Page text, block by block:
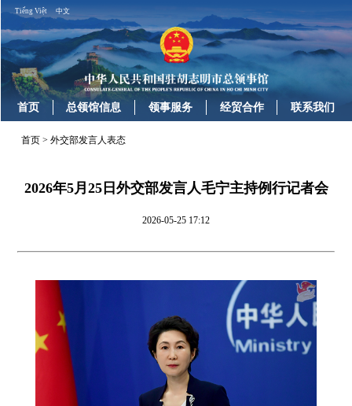
Tiếng Việt 中文
首页 总领馆信息 领事服务 经贸合作 联系我们
首页 >外交部发言人表态
2026年5月25日外交部发言人毛宁主持例行记者会
2026-05-25 17:12